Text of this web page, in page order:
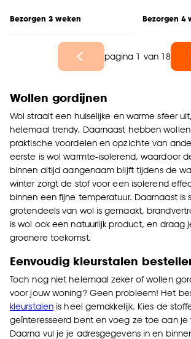
Bezorgen 3 weken Bezorgen 4
pagina 1 van 18
Wollen gordijnen
Wol straalt een huiselijke en warme sfeer
helemaal trendy. Daarnaast hebben
praktische voordelen en opzichte van
eerste is wol warmte-isolerend, waardoor
binnen altijd aangenaam blijft tijdens de
winter zorgt de stof voor een isolerend
binnen een fijne temperatuur. Daarnaast is
grotendeels van wol is gemaakt,
is wol ook een natuurlijk product, en draag
groenere toekomst.
Eenvoudig kleurstalen
Toch nog niet helemaal zeker of wollen
voor jouw woning? Geen probleem! Het
kleurstalen is heel gemakkelijk. Kies de
geïnteresseerd bent en voeg ze toe aan je
Daarna vul je je adresgegevens in en